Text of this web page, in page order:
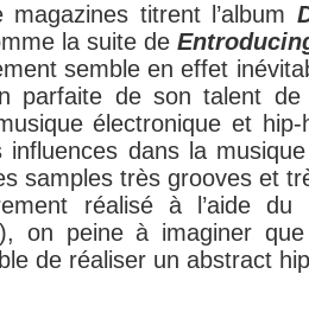
magazines titrent l’album
la suite de
semble en effet
parfaite de son talent
électronique et
influences dans la
samples très grooves et
réalisé à l’aide
on peine à imaginer
de réaliser un abstract